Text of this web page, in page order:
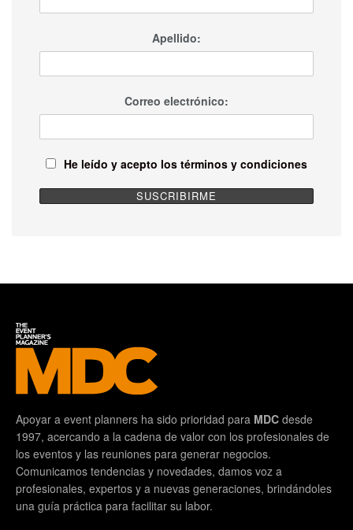
Apellido:
Correo electrónico:
He leído y acepto los términos y condiciones
Apoyar a event planners ha sido prioridad para MDC desde
1997, acercando a la cadena de valor con los profesionales de
los eventos y las reuniones para generar negocios.
Comunicamos tendencias y novedades, damos voz a
profesionales, expertos y a nuevas generaciones, brindándoles
una guía práctica para facilitar su labor.